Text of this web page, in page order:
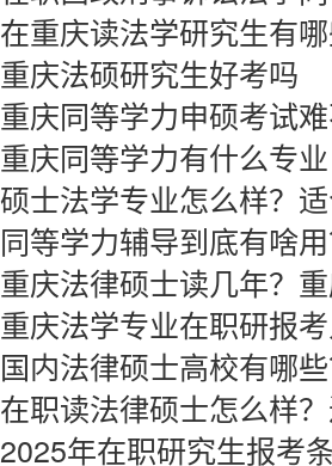
在重庆读法学研究生有
重庆法硕研究生好考吗
重庆同等学力申硕考试
重庆同等学力有什么专业
硕士法学专业怎么样？
同等学力辅导到底有啥
重庆法律硕士读几年？
重庆法学专业在职研报
国内法律硕士高校有哪
在职读法律硕士怎么样？
2025年在职研究生报考